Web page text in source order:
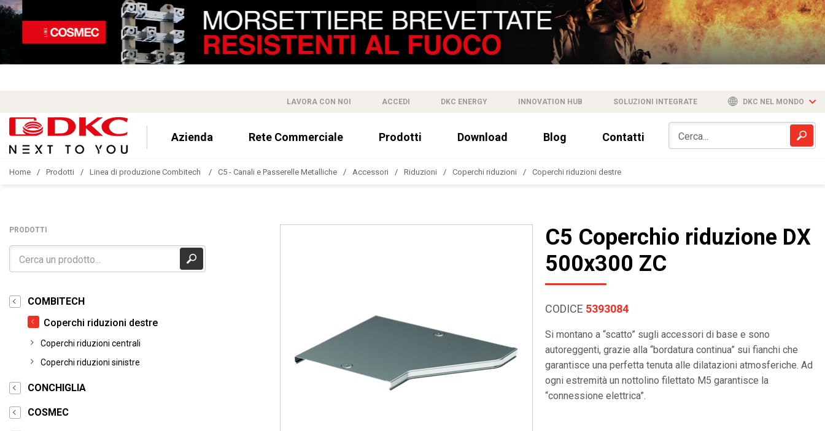
LAVORA CON NOI ACCEDI DKC ENERGY INNOVATION HUB SOLUZIONI INTEGRATE DKC NEL MONDO
Azienda Rete Commerciale Prodotti Download Blog Contatti
Home Prodotti Linea di produzione Combitech C5 - Canali e Passerelle Metalliche Accessori Riduzioni Coperchi riduzioni Coperchi riduzioni destre
PRODOTTI
COMBITECH
Coperchi riduzioni destre
Coperchi riduzioni centrali
Coperchi riduzioni sinistre
CONCHIGLIA
COSMEC
C5 Coperchio riduzione DX
500x300 ZC
CODICE 5393084
Si montano a “scatto” sugli accessori di base e sono
autoreggenti, grazie alla “bordatura continua” sui fianchi che
garantisce una perfetta tenuta alle dilatazioni atmosferiche. Ad
ogni estremità un nottolino filettato M5 garantisce la
“connessione elettrica”.